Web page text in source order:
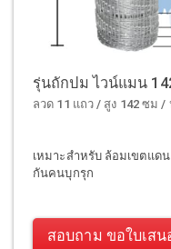
รุ่นถักปม ไวน์แมน
ลวด 11 แถว / สูง 142 ซม /
เหมาะสำหรับ ล้อมเขตแ
กันคนบุกรุก
สอบถาม ขอใบเสน